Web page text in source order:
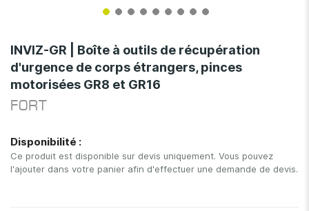
to
the
beginning
of
the
INVIZ-GR | Boîte à outils de récupération
d'urgence de corps étrangers, pinces
motorisées GR8 et GR16
FORT
Disponibilité :
Ce produit est disponible sur devis uniquement. Vous pouvez
l'ajouter dans votre panier afin d'effectuer une demande de devis.